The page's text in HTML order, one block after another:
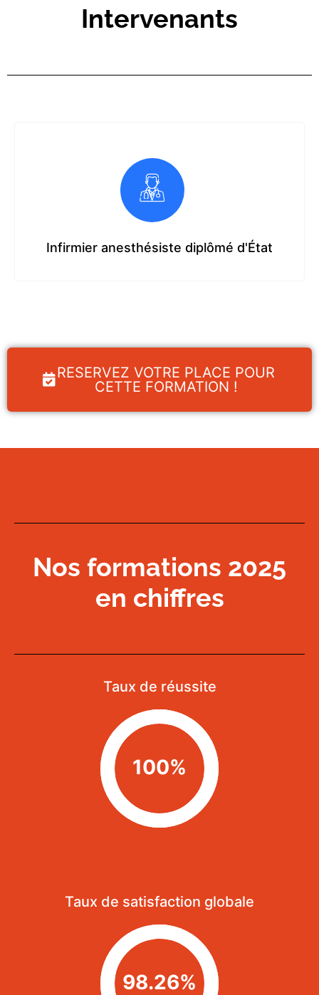
Intervenants
Infirmier anesthésiste diplômé d'État
RESERVEZ VOTRE PLACE POUR
CETTE FORMATION !
Nos formations 2025
en chiffres
Taux de réussite
100%
Taux de satisfaction globale
98.26%